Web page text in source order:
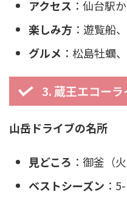
アクセス ：仙台駅
楽しみ方 ：遊覧船
グルメ ：松島牡蠣
3. 蔵王エコーラ
山岳ドライブの名所
見どころ ：御釜（
ベストシーズン ：